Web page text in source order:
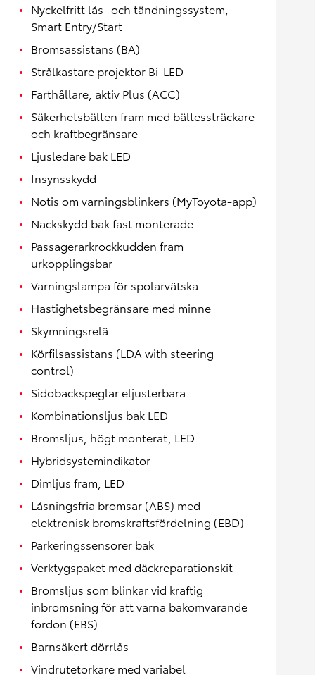
Nyckelfritt lås- och tändningssystem,
Smart Entry/Start
Bromsassistans (BA)
Strålkastare projektor Bi-LED
Farthållare, aktiv Plus (ACC)
Säkerhetsbälten fram med bältessträckare
och kraftbegränsare
Ljusledare bak LED
Insynsskydd
Notis om varningsblinkers (MyToyota-app)
Nackskydd bak fast monterade
Passagerarkrockkudden fram
urkopplingsbar
Varningslampa för spolarvätska
Hastighetsbegränsare med minne
Skymningsrelä
Körfilsassistans (LDA with steering
control)
Sidobackspeglar eljusterbara
Kombinationsljus bak LED
Bromsljus, högt monterat, LED
Hybridsystemindikator
Dimljus fram, LED
Låsningsfria bromsar (ABS) med
elektronisk bromskraftsfördelning (EBD)
Parkeringssensorer bak
Verktygspaket med däckreparationskit
Bromsljus som blinkar vid kraftig
inbromsning för att varna bakomvarande
fordon (EBS)
Barnsäkert dörrlås
Vindrutetorkare med variabel